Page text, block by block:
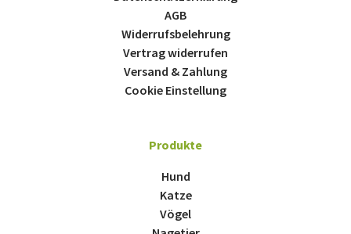
AGB
Widerrufsbelehrung
Vertrag widerrufen
Versand & Zahlung
Cookie Einstellung
Produkte
Hund
Katze
Vögel